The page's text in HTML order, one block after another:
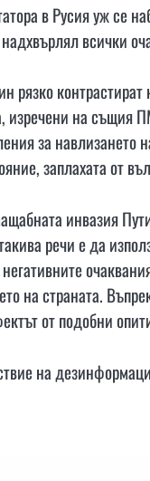
в Русия уж се
всички
рязко
на същия
за навлизането
заплахата от
инвазия
речи е да
на страната.
от подобни
на